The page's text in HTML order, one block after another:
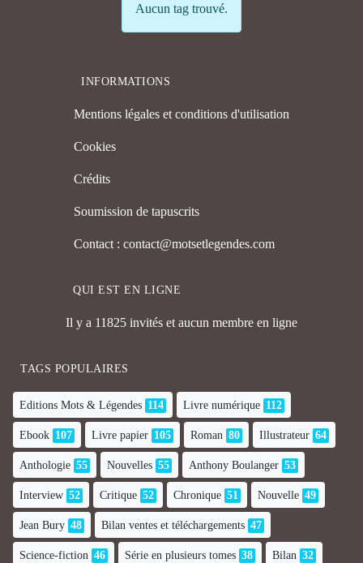
Info
Aucun tag trouvé.
INFORMATIONS
Mentions légales et conditions d'utilisation
Cookies
Crédits
Soumission de tapuscrits
Contact : contact@motsetlegendes.com
QUI EST EN LIGNE
Il y a 11825 invités et aucun membre en ligne
TAGS POPULAIRES
Editions Mots & Légendes 114 Livre numérique 112
Ebook 107 Livre papier 105 Roman 80 Illustrateur 64
Anthologie 55 Nouvelles 55 Anthony Boulanger 53
Interview 52 Critique 52 Chronique 51 Nouvelle 49
Jean Bury 48 Bilan ventes et téléchargements 47
Science-fiction 46 Série en plusieurs tomes 38 Bilan 32